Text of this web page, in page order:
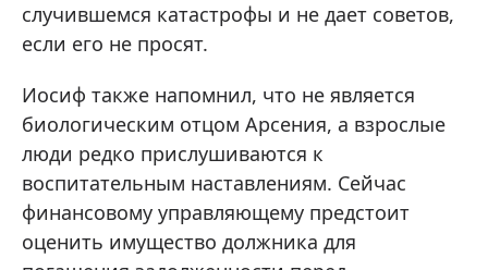
случившемся катастрофы и не дает советов,
если его не просят.
Иосиф также напомнил, что не является
биологическим отцом Арсения, а взрослые
люди редко прислушиваются к
воспитательным наставлениям. Сейчас
финансовому управляющему предстоит
оценить имущество должника для